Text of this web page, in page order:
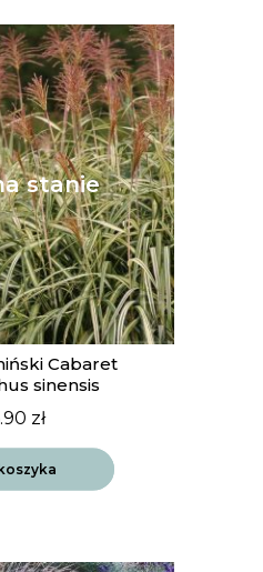
Cabaret
sinensis
zł